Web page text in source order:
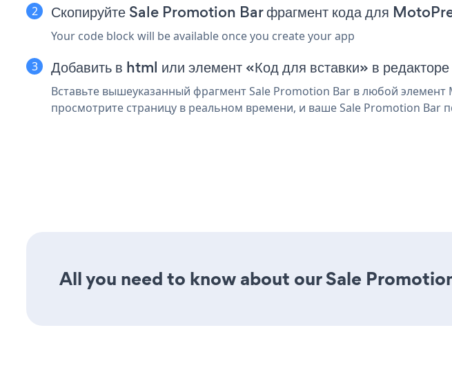
Скопируйте Sale Promotion Bar фрагмент кода для
Your code block will be available once you create your app
Добавить в html или элемент «Код для вставки» в
Вставьте вышеуказанный фрагмент Sale Promotion Bar в любой
просмотрите страницу в реальном времени, и ваше Sale Promotion Bar
All you need to know about our Sale